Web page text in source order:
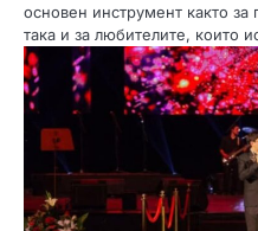
основен инструмент както
така и за любителите, които